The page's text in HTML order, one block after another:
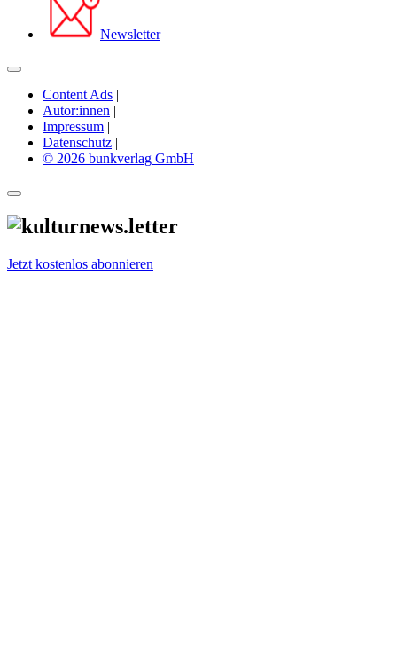
Newsletter
Content Ads |
Autor:innen |
Impressum |
Datenschutz |
© 2026 bunkverlag GmbH
Jetzt kostenlos abonnieren